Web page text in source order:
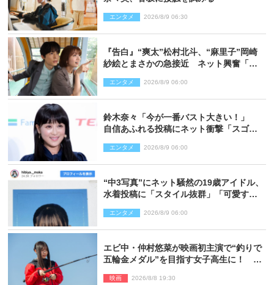
エンタメ 2026/8/9 06:30
『告白』“爽太”松村北斗、“麻里子”岡崎
紗絵とまさかの急接近 ネット興奮「そ
り）
エンタメ 2026/8/9 06:00
鈴木奈々「今が一番バスト大きい！」
自信あふれる投稿にネット衝撃「スゴ
エンタメ 2026/8/9 06:00
“中3写真”にネット騒然の19歳アイドル、
水着投稿に「スタイル抜群」「可愛すぎ
エンタメ 2026/8/9 06:00
エビ中・仲村悠菜が映画初主演で“釣りで
五輪金メダル”を目指す女子高生に！ 映
映画 2026/8/8 19:30